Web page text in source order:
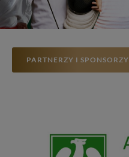
PARTNERZY I SPONSORZY